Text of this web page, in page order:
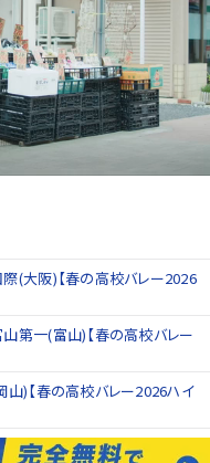
(大阪)【春の高校バレー2026
第一(富山)【春の高校バレー
)【春の高校バレー2026ハイ